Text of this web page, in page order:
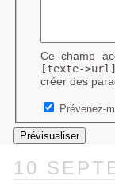
Ce champ
[texte->url]
créer des
Prévenez-
10